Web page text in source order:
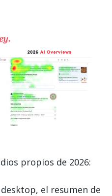
propios de 2026:
desktop, el resumen de